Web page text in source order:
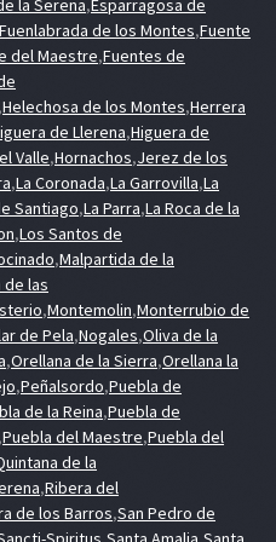
la Serena,Esparragosa de
Fuenlabrada de los Montes,Fuente
del Maestre,Fuentes de
,Helechosa de los Montes,Herrera
de Llerena,Higuera de
Valle,Hornachos,Jerez de los
,La Coronada,La Garrovilla,La
Santiago,La Parra,La Roca de la
,Los Santos de
,Malpartida de la
de las
,Montemolin,Monterrubio de
de Pela,Nogales,Oliva de la
,Orellana de la Sierra,Orellana la
,Peñalsordo,Puebla de
de la Reina,Puebla de
,Puebla del Maestre,Puebla del
de la
,Ribera del
de los Barros,San Pedro de